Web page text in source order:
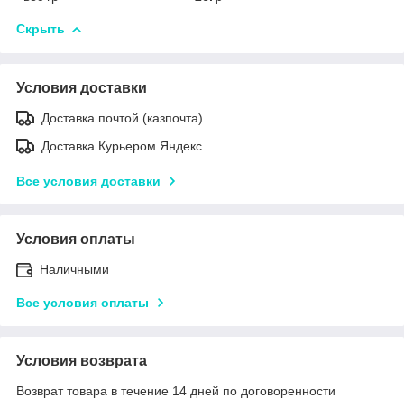
Скрыть
Условия доставки
Доставка почтой (казпочта)
Доставка Курьером Яндекс
Все условия доставки
Условия оплаты
Наличными
Все условия оплаты
Условия возврата
Возврат товара в течение 14 дней по договоренности